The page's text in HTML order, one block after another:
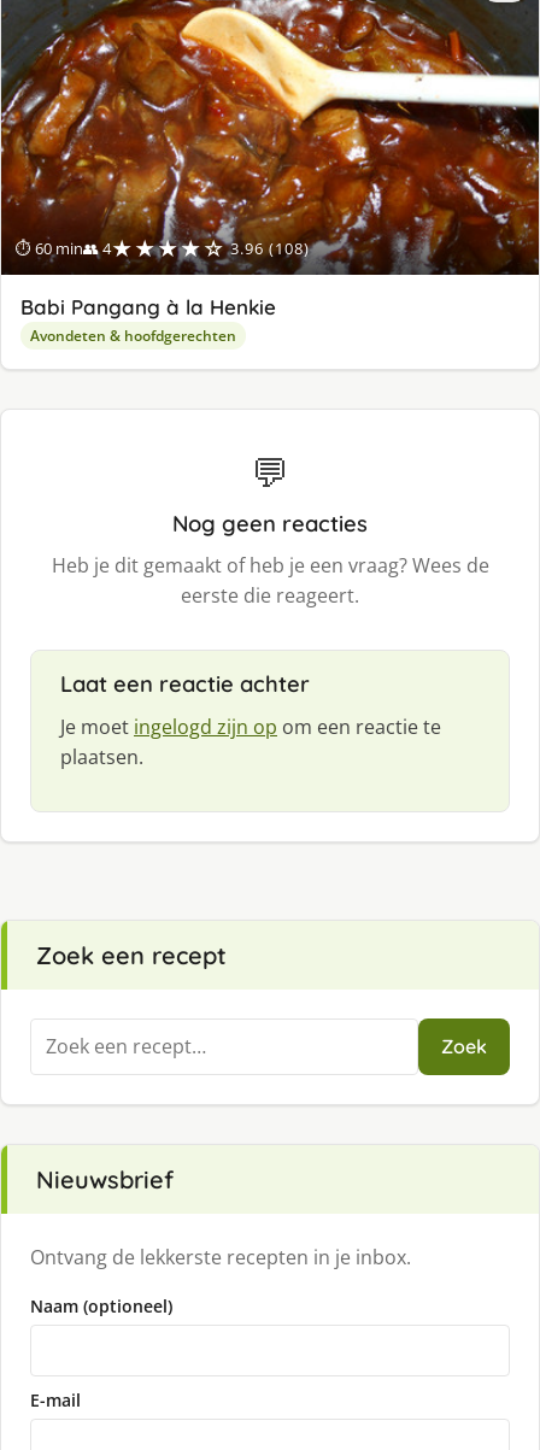
⏱ 60 min👥 4★★★★☆ 3.96 (108)
Babi Pangang à la Henkie
Avondeten & hoofdgerechten
💬
Nog geen reacties
Heb je dit gemaakt of heb je een vraag? Wees de
eerste die reageert.
Laat een reactie achter
Je moet ingelogd zijn op om een reactie te
plaatsen.
Zoek een recept
Zoeken
naar:
Zoek
Nieuwsbrief
Ontvang de lekkerste recepten in je inbox.
Naam (optioneel)
E-mail